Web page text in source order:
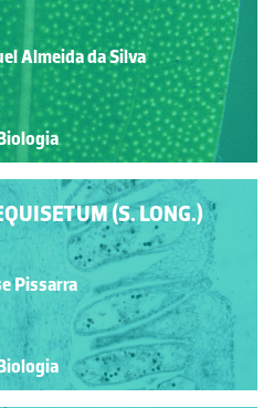
Almeida da Silva
(S. LONG.)
Pissarra